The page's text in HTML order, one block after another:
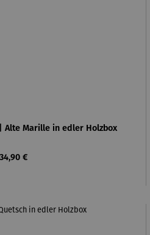
Alte Marille in edler Holzbox
Regulärer Preis:
34,90 €